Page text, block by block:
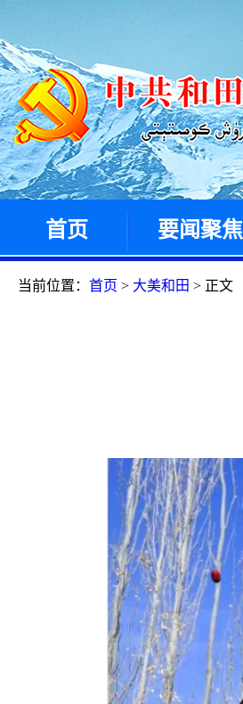
首页 要闻聚焦
当前位置： 首页 > 大美和田 > 正文